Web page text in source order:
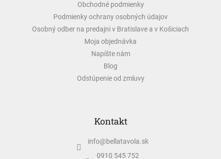
Obchodné podmienky
Podmienky ochrany osobných údajov
Osobný odber na predajni v Bratislave a v Košiciach
Moja objednávka
Napíšte nám
Blog
Odstúpenie od zmluvy
Kontakt
info@bellatavola.sk
0910 545 752